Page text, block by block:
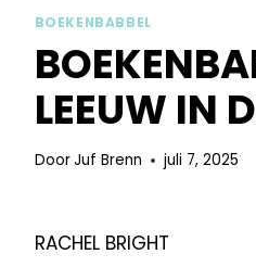
BOEKENBABBEL
LEEUW IN
DoorJuf Brenn juli 7, 2025
RACHEL BRIGHT